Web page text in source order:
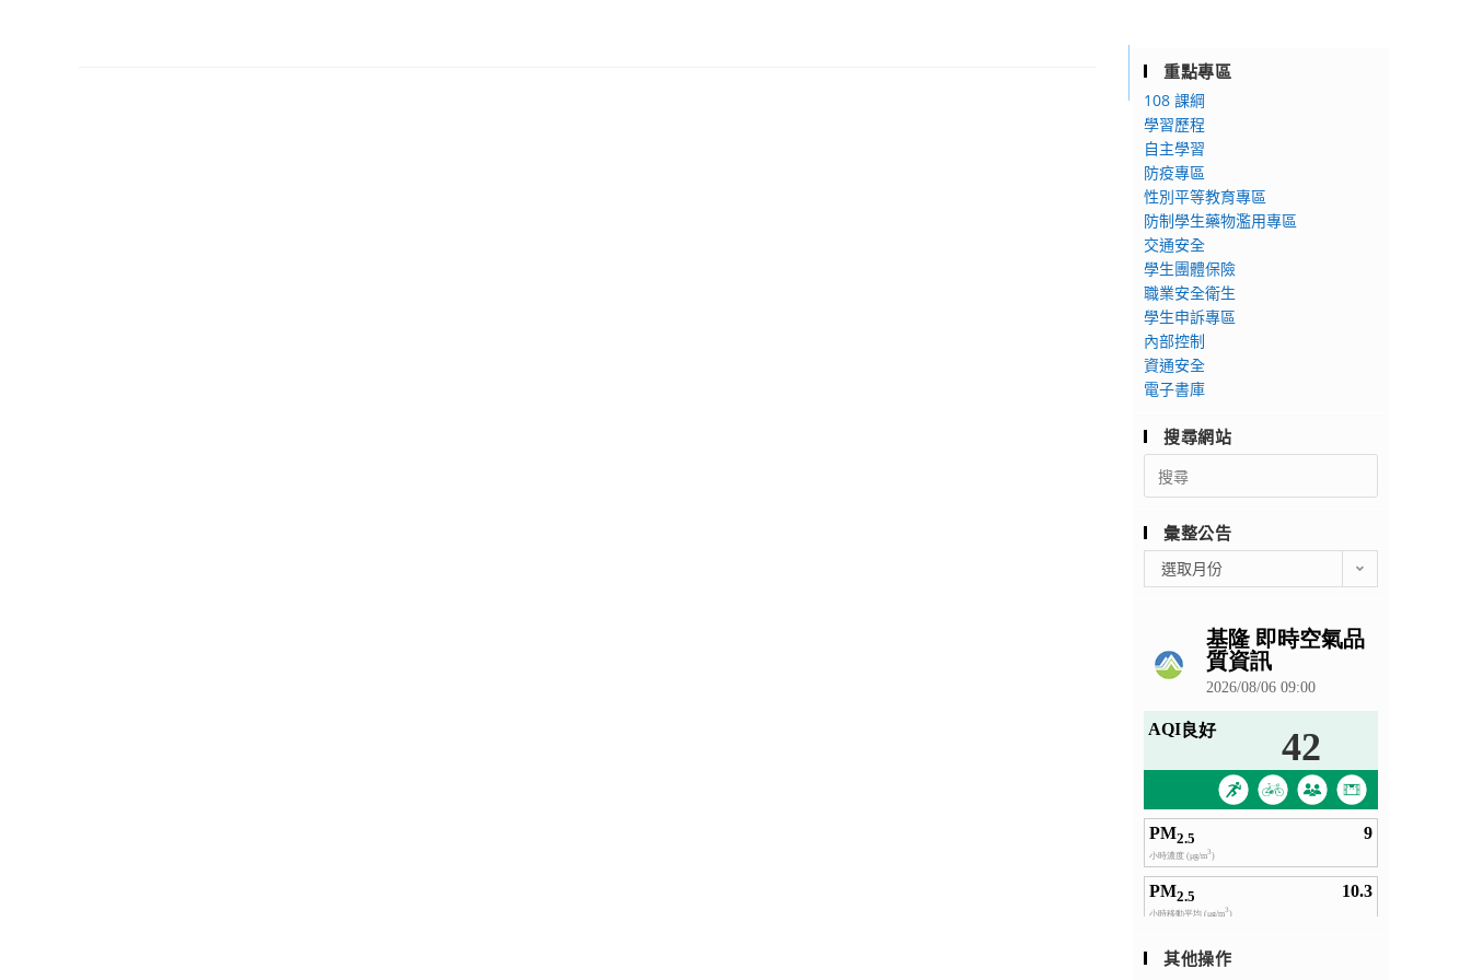
重點專區
108 課綱
學習歷程
自主學習
防疫專區
性別平等教育專區
防制學生藥物濫用專區
交通安全
學生團體保險
職業安全衛生
學生申訴專區
內部控制
資通安全
電子書庫
搜尋網站
Search
for:
彙整公告
整
選取月份
其他操作